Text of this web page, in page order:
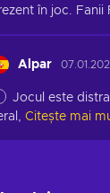
în joc. Fanii
Alpar
Jocul este
Citește mai